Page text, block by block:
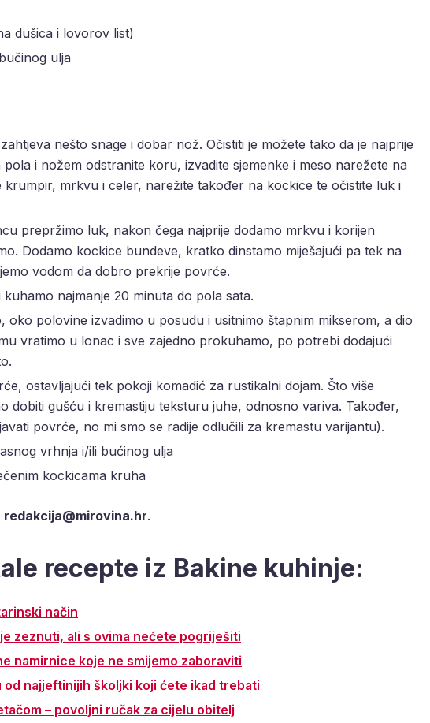
dušica i lovorov list)
ulja
nešto snage i dobar nož. Očistiti je možete tako da je najprije
i nožem odstranite koru, izvadite sjemenke i meso narežete na
krumpir, mrkvu i celer, narežite također na kockice te očistite luk i
prepržimo luk, nakon čega najprije dodamo mrkvu i korijen
Dodamo kockice bundeve, kratko dinstamo miješajući pa tek na
vodom da dobro prekrije povrće.
najmanje 20 minuta do pola sata.
oko polovine izvadimo u posudu i usitnimo štapnim mikserom, a dio
vratimo u lonac i sve zajedno prokuhamo, po potrebi dodajući
ostavljajući tek pokoji komadić za rustikalni dojam. Što više
dobiti gušću i kremastiju teksturu juhe, odnosno variva. Također,
povrće, no mi smo se radije odlučili za kremastu varijantu).
vrhnja i/ili bućinog ulja
kockicama kruha
redakcija@mirovina.hr.
recepte iz Bakine kuhinje:
način
zeznuti, ali s ovima nećete pogriješiti
namirnice koje ne smijemo zaboraviti
najjeftinijih školjki koji ćete ikad trebati
– povoljni ručak za cijelu obitelj